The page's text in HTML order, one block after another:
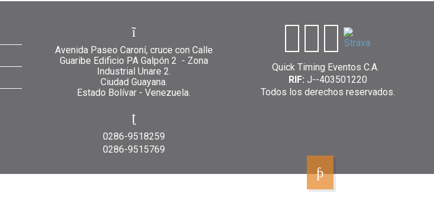
Avenida Paseo Caroní, cruce con Calle
Guaribe Edificio PA Galpón 2 - Zona
Industrial Unare 2.
Ciudad Guayana.
Estado Bolívar - Venezuela.
0286-9518259
0286-9515769
Quick Timing Eventos C.A.
RIF: J--403501220
Todos los derechos reservados.